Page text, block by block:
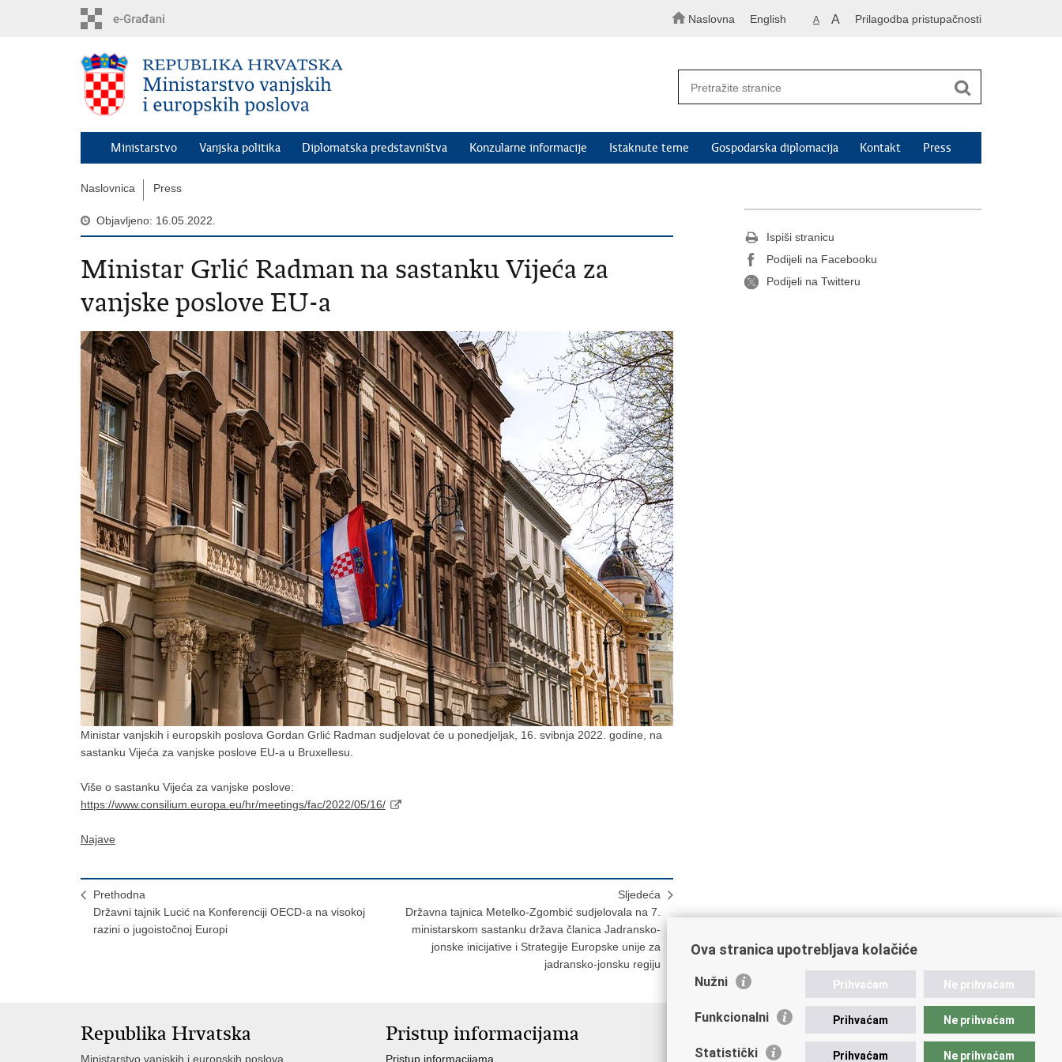
Naslovna English A A Prilagodba pristupačnosti
Ministarstvo Vanjska politika Diplomatska predstavništva Konzularne informacije Istaknute teme Gospodarska diplomacija Kontakt Press
Naslovnica Press
Objavljeno: 16.05.2022.
Ministar Grlić Radman na sastanku Vijeća za
vanjske poslove EU-a
Ministar vanjskih i europskih poslova Gordan Grlić Radman sudjelovat će u ponedjeljak, 16. svibnja 2022. godine, na
sastanku Vijeća za vanjske poslove EU-a u Bruxellesu.
Više o sastanku Vijeća za vanjske poslove:
https://www.consilium.europa.eu/hr/meetings/fac/2022/05/16/
Najave
Prethodna
Državni tajnik Lucić na Konferenciji OECD-a na visokoj
razini o jugoistočnoj Europi
Sljedeća
Državna tajnica Metelko-Zgombić sudjelovala na 7.
ministarskom sastanku država članica Jadransko-
jonske inicijative i Strategije Europske unije za
jadransko-jonsku regiju
Ispiši stranicu
Podijeli na Facebooku
Podijeli na Twitteru
Republika Hrvatska
Ministarstvo vanjskih i europskih poslova
Pristup informacijama
Pristup informacijama Javna nabava u MVEP-u
Ova stranica upotrebljava kolačiće
Nužni Prihvaćam Ne prihvaćam
Funkcionalni Prihvaćam Ne prihvaćam
Statistički Prihvaćam Ne prihvaćam